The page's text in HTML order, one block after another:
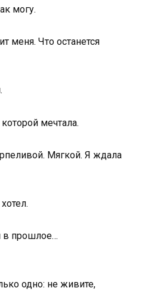
могу.
меня. Что останется
мечтала.
Мягкой. Я ждала
в прошлое…
одно: не живите,